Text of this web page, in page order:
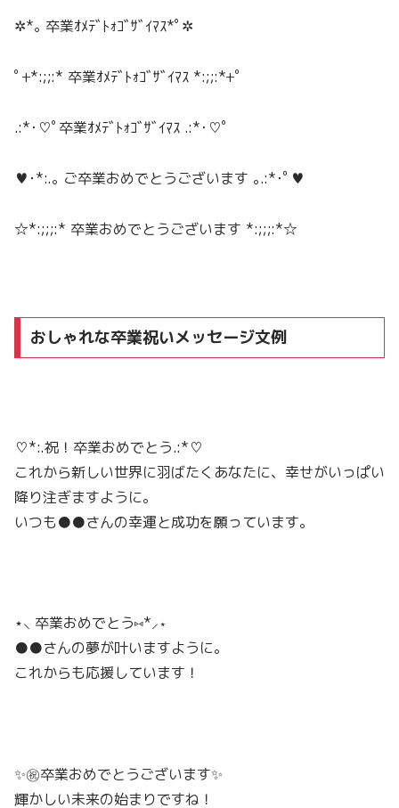
✲*｡ 卒業ｵﾒﾃﾞﾄｫｺﾞｻﾞｲﾏｽ*ﾟ✲
ﾟ+*:;;:* 卒業ｵﾒﾃﾞﾄｫｺﾞｻﾞｲﾏｽ *:;;:*+ﾟ
.:*･♡ﾟ卒業ｵﾒﾃﾞﾄｫｺﾞｻﾞｲﾏｽ .:*･♡ﾟ
♥･*:.｡ ご卒業おめでとうございます ｡.:*･ﾟ♥
☆*:;;;:* 卒業おめでとうございます *:;;;:*☆
おしゃれな卒業祝いメッセージ文例
♡*:.祝！卒業おめでとう.:*♡
これから新しい世界に羽ばたくあなたに、幸せがいっぱい
降り注ぎますように。
いつも●●さんの幸運と成功を願っています。
⋆⸜ 卒業おめでとう⑅*⸝⋆
●●さんの夢が叶いますように。
これからも応援しています！
✨㊗️卒業おめでとうございます✨
輝かしい未来の始まりですね！